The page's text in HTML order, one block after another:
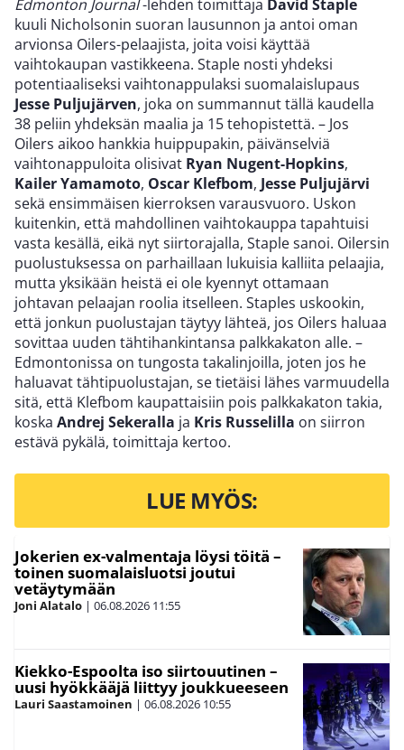
Edmonton Journal-lehden toimittaja David Staple
kuuli Nicholsonin suoran lausunnon ja antoi oman
arvionsa Oilers-pelaajista, joita voisi käyttää
vaihtokaupan vastikkeena. Staple nosti yhdeksi
potentiaaliseksi vaihtonappulaksi suomalaislupaus
Jesse Puljujärven, joka on summannut tällä kaudella
38 peliin yhdeksän maalia ja 15 tehopistettä. – Jos
Oilers aikoo hankkia huippupakin, päivänselviä
vaihtonappuloita olisivat Ryan Nugent-Hopkins,
Kailer Yamamoto, Oscar Klefbom, Jesse Puljujärvi
sekä ensimmäisen kierroksen varausvuoro. Uskon
kuitenkin, että mahdollinen vaihtokauppa tapahtuisi
vasta kesällä, eikä nyt siirtorajalla, Staple sanoi. Oilersin
puolustuksessa on parhaillaan lukuisia kalliita pelaajia,
mutta yksikään heistä ei ole kyennyt ottamaan
johtavan pelaajan roolia itselleen. Staples uskookin,
että jonkun puolustajan täytyy lähteä, jos Oilers haluaa
sovittaa uuden tähtihankintansa palkkakaton alle. –
Edmontonissa on tungosta takalinjoilla, joten jos he
haluavat tähtipuolustajan, se tietäisi lähes varmuudella
sitä, että Klefbom kaupattaisiin pois palkkakaton takia,
koska Andrej Sekeralla ja Kris Russelilla on siirron
estävä pykälä, toimittaja kertoo.
LUE MYÖS:
Jokerien ex-valmentaja löysi töitä –
toinen suomalaisluotsi joutui
vetäytymään
Joni Alatalo | 06.08.2026 11:55
Kiekko-Espoolta iso siirtouutinen –
uusi hyökkääjä liittyy joukkueeseen
Lauri Saastamoinen | 06.08.2026 10:55